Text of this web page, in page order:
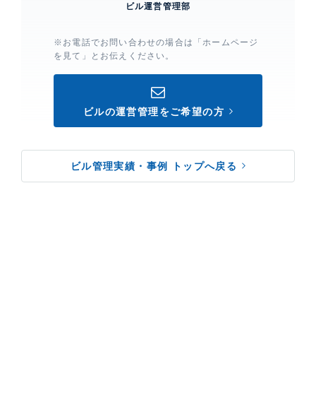
ビル運営管理部
※お電話でお問い合わせの場合は「ホームページ
を見て」とお伝えください。
ビルの運営管理をご希望の方
ビル管理実績・事例 トップへ戻る